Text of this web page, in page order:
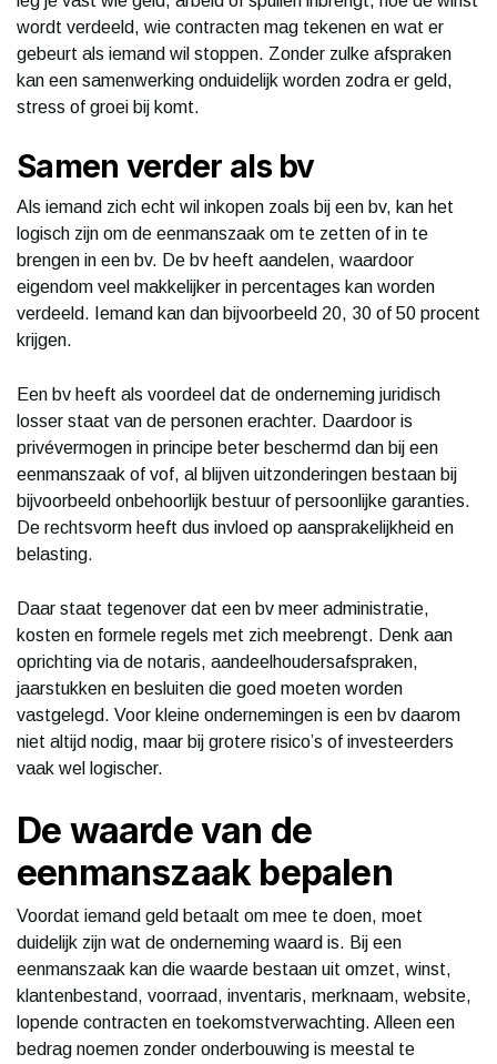
wordt verdeeld, wie contracten mag tekenen en wat er
gebeurt als iemand wil stoppen. Zonder zulke afspraken
kan een samenwerking onduidelijk worden zodra er geld,
stress of groei bij komt.
Samen verder als bv
Als iemand zich echt wil inkopen zoals bij een bv, kan het
logisch zijn om de eenmanszaak om te zetten of in te
brengen in een bv. De bv heeft aandelen, waardoor
eigendom veel makkelijker in percentages kan worden
verdeeld. Iemand kan dan bijvoorbeeld 20, 30 of 50 procent
krijgen.
Een bv heeft als voordeel dat de onderneming juridisch
losser staat van de personen erachter. Daardoor is
privévermogen in principe beter beschermd dan bij een
eenmanszaak of vof, al blijven uitzonderingen bestaan bij
bijvoorbeeld onbehoorlijk bestuur of persoonlijke garanties.
De rechtsvorm heeft dus invloed op aansprakelijkheid en
belasting.
Daar staat tegenover dat een bv meer administratie,
kosten en formele regels met zich meebrengt. Denk aan
oprichting via de notaris, aandeelhoudersafspraken,
jaarstukken en besluiten die goed moeten worden
vastgelegd. Voor kleine ondernemingen is een bv daarom
niet altijd nodig, maar bij grotere risico’s of investeerders
vaak wel logischer.
De waarde van de
eenmanszaak bepalen
Voordat iemand geld betaalt om mee te doen, moet
duidelijk zijn wat de onderneming waard is. Bij een
eenmanszaak kan die waarde bestaan uit omzet, winst,
klantenbestand, voorraad, inventaris, merknaam, website,
lopende contracten en toekomstverwachting. Alleen een
bedrag noemen zonder onderbouwing is meestal te